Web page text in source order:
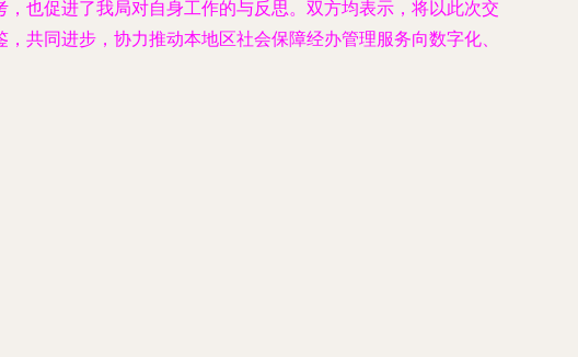
也促进了我局对自身工作的与反思。双方均表示，将以此次交
共同进步，协力推动本地区社会保障经办管理服务向数字化、